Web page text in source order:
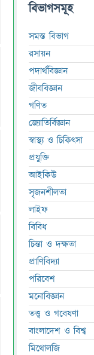
বিভাগসমূহ
সমস্ত বিভাগ
রসায়ন
পদার্থবিজ্ঞান
জীববিজ্ঞান
গণিত
জ্যোতির্বিজ্ঞান
স্বাস্থ্য ও চিকিৎসা
প্রযুক্তি
আইকিউ
সৃজনশীলতা
লাইফ
বিবিধ
চিন্তা ও দক্ষতা
প্রাণিবিদ্যা
পরিবেশ
মনোবিজ্ঞান
তত্ত্ব ও গবেষণা
বাংলাদেশ ও বিশ্ব
মিথোলজি